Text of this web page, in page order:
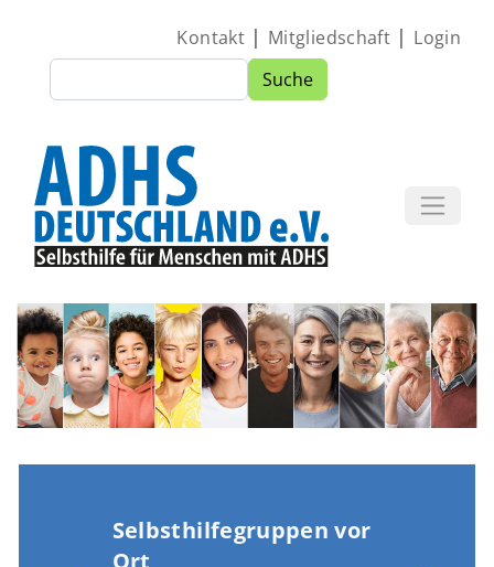
Suche Suche
Kontakt| Mitgliedschaft | Login
Image
Selbsthilfegruppen vor
Ort